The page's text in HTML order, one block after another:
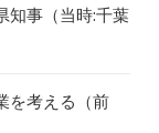
知事（当時:千葉
を考える（前